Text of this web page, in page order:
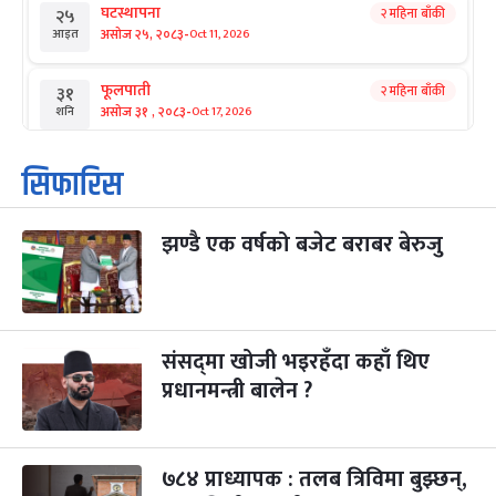
२५
आइत
घटस्थापना
असोज २५, २०८३-Oct 11, 2026
२ महिना बाँकी
३१
शनि
फूलपाती
असोज ३१ , २०८३-Oct 17, 2026
२ महिना बाँकी
१
आइत
कार्तिक सङ्क्रान्ति
कार्तिक १, २०८३
३
मंगल
महानवमी
कार्तिक ३, २०८३
२ महिना बाँकी
४
कार्तिक ४, २०८३ Oct 21, 2026
५
बिहि
पापा‌ङ्कुशा एकादशी व्रत
कार्तिक ५, २०८३
२२ कुकुर तिहार ३ महिना बाँकी
सिफारिस
झण्डै एक वर्षको बजेट बराबर बेरुजु
संसद्‌मा खोजी भइरहँदा कहाँ थिए
प्रधानमन्त्री बालेन ?
७८४ प्राध्यापक : तलब त्रिविमा बुझ्छन्,